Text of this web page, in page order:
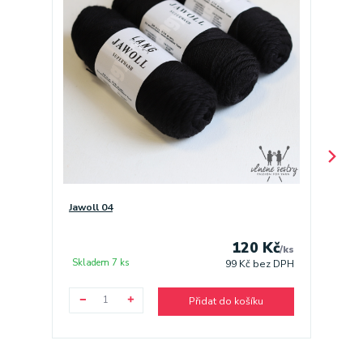
Jawoll 04
120 Kč/ks
99 Kč bez DPH
Skladem 7 ks
Přidat do košíku